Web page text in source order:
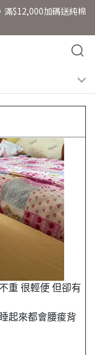
滿$12,000加碼送純棉
重 很輕便 但卻有
起來都會腰痠背